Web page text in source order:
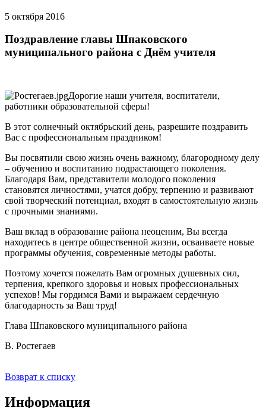
5 октября 2016
Поздравление главы Шпаковского
муниципального района с Днём учителя
Дорогие наши учителя, воспитатели,
работники образовательной сферы!
В этот солнечный октябрьский день, разрешите поздравить
Вас с профессиональным праздником!
Вы посвятили свою жизнь очень важному, благородному делу
– обучению и воспитанию подрастающего поколения.
Благодаря Вам, представители молодого поколения
становятся личностями, учатся добру, терпению и развивают
свой творческий потенциал, входят в самостоятельную жизнь
с прочными знаниями.
Ваш вклад в образование района неоценим, Вы всегда
находитесь в центре общественной жизни, осваиваете новые
программы обучения, современные методы работы.
Поэтому хочется пожелать Вам огромных душевных сил,
терпения, крепкого здоровья и новых профессиональных
успехов! Мы гордимся Вами и выражаем сердечную
благодарность за Ваш труд!
Глава Шпаковского муниципального района
В. Ростегаев
Возврат к списку
Информация